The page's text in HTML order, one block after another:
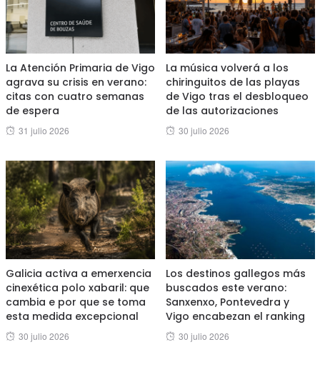
La Atención Primaria de Vigo
agrava su crisis en verano:
citas con cuatro semanas
de espera
Posted
31 julio 2026
La música volverá a los
chiringuitos de las playas
de Vigo tras el desbloqueo
de las autorizaciones
Posted
30 julio 2026
Galicia activa a emerxencia
cinexética polo xabaril: que
cambia e por que se toma
esta medida excepcional
Posted
30 julio 2026
Los destinos gallegos más
buscados este verano:
Sanxenxo, Pontevedra y
Vigo encabezan el ranking
Posted
30 julio 2026